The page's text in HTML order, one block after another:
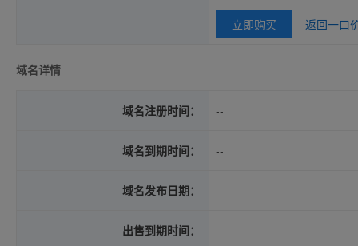
立即购买 返回一口
域名详情
域名注册时间： --
域名到期时间： --
域名发布日期：
出售到期时间：